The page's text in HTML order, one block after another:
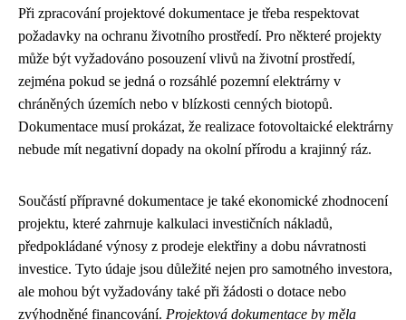
Při zpracování projektové dokumentace je třeba respektovat
požadavky na ochranu životního prostředí. Pro některé projekty
může být vyžadováno posouzení vlivů na životní prostředí,
zejména pokud se jedná o rozsáhlé pozemní elektrárny v
chráněných územích nebo v blízkosti cenných biotopů.
Dokumentace musí prokázat, že realizace fotovoltaické elektrárny
nebude mít negativní dopady na okolní přírodu a krajinný ráz.
Součástí přípravné dokumentace je také ekonomické zhodnocení
projektu, které zahrnuje kalkulaci investičních nákladů,
předpokládané výnosy z prodeje elektřiny a dobu návratnosti
investice. Tyto údaje jsou důležité nejen pro samotného investora,
ale mohou být vyžadovány také při žádosti o dotace nebo
zvýhodněné financování. Projektová dokumentace by měla